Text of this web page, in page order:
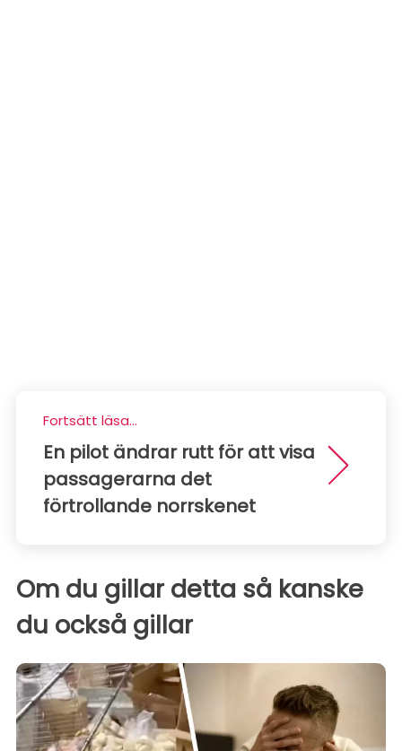
Fortsätt läsa...
En pilot ändrar rutt för att visa
passagerarna det
förtrollande norrskenet
Om du gillar detta så kanske
du också gillar